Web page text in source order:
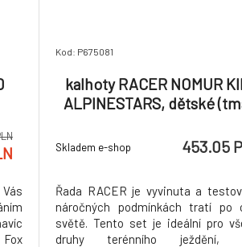
Kod: P675081
kalhoty RACER NOMUR
ALPINESTARS, dětské
Skladem e-shop 453.05
Řada RACER je vyvinuta a
náročných podmínkách tratí po
světě. Tento set je ideální pro
druhy terénního ježdění,